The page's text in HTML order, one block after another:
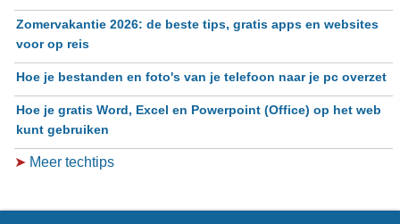
Zomervakantie 2026: de beste tips, gratis apps en websites
voor op reis
Hoe je bestanden en foto's van je telefoon naar je pc overzet
Hoe je gratis Word, Excel en Powerpoint (Office) op het web
kunt gebruiken
➤ Meer techtips